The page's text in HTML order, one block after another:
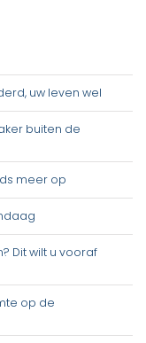
uw leven wel
buiten de
meer op
Dit wilt u vooraf
op de